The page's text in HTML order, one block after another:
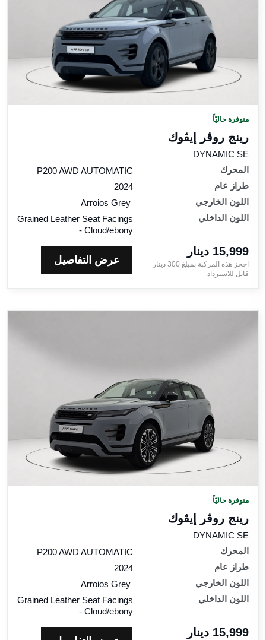
منوفرة حاليّاً
رينج روڤر إيڤوك
DYNAMIC SE
المحرك
P200 AWD AUTOMATIC
طراز عام
2024
اللون الخارجي
Arroios Grey
اللون الداخلي
Grained Leather Seat Facings
- Cloud/ebony
15,999 دينار‎
احجز هذه المركبة بمبلغ 300 دينار‎
قابل للاسترداد
عرض التفاصيل
منوفرة حاليّاً
رينج روڤر إيڤوك
DYNAMIC SE
المحرك
P200 AWD AUTOMATIC
طراز عام
2024
اللون الخارجي
Arroios Grey
اللون الداخلي
Grained Leather Seat Facings
- Cloud/ebony
15,999 دينار‎